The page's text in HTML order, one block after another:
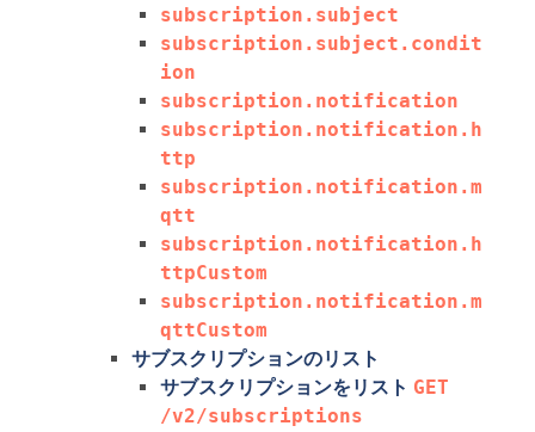
subscription.subject
subscription.subject.condit
ion
subscription.notification
subscription.notification.h
ttp
subscription.notification.m
qtt
subscription.notification.h
ttpCustom
subscription.notification.m
qttCustom
サブスクリプションのリスト
サブスクリプションをリスト GET
/v2/subscriptions